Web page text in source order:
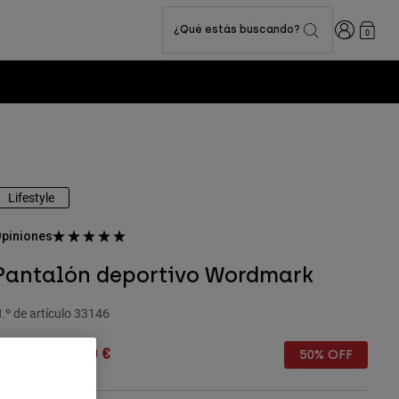
¿Qué estás buscando? Iniciar0
Lifestyle
deportivo Wordmark
de artículo 33146
Price reduced from
45,00 € 50% OFF